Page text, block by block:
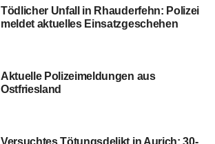
Töd­li­cher Unfall in Rhau­der­fehn: Poli­zei
mel­det aktu­el­les Einsatzgeschehen
Aktu­el­le Poli­zei­mel­dun­gen aus
Ostfriesland